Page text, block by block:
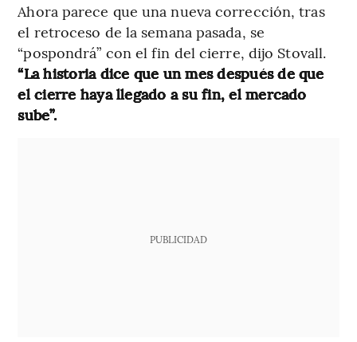
Ahora parece que una nueva corrección, tras
el retroceso de la semana pasada, se
“pospondrá” con el fin del cierre, dijo Stovall.
“La historia dice que un mes después de que
el cierre haya llegado a su fin, el mercado
sube”.
PUBLICIDAD